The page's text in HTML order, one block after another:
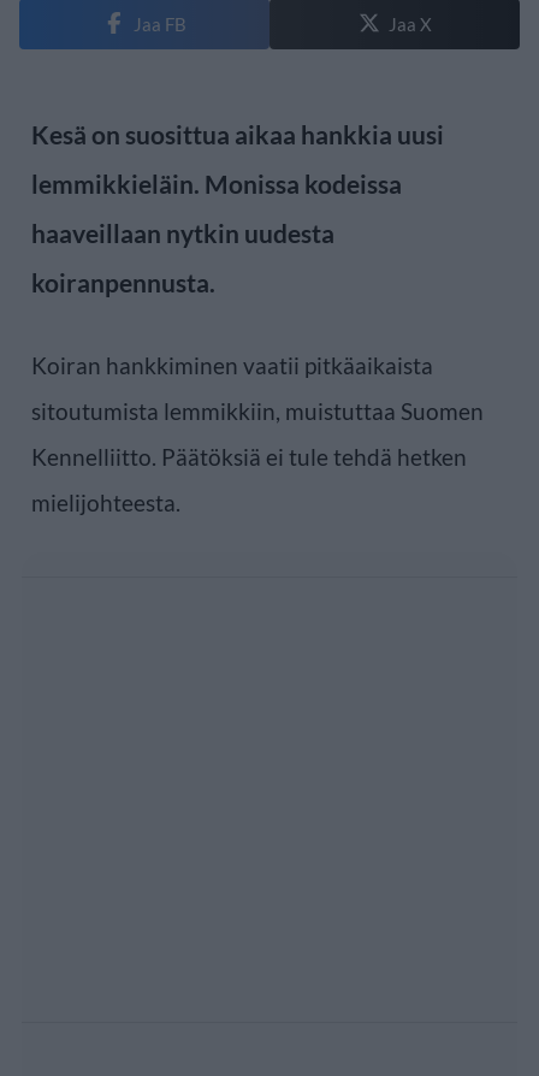
Jaa FB Jaa X
Kesä on suosittua aikaa hankkia uusi
lemmikkieläin. Monissa kodeissa
haaveillaan nytkin uudesta
koiranpennusta.
Koiran hankkiminen vaatii pitkäaikaista
sitoutumista lemmikkiin, muistuttaa Suomen
Kennelliitto. Päätöksiä ei tule tehdä hetken
mielijohteesta.